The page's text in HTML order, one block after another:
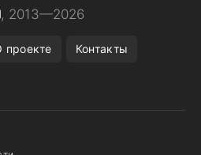
, 2013—2026
проекте Контакты